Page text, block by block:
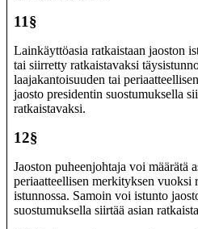
11§
Lainkäyttöasia ratkaistaan jaoston
tai siirretty ratkaistavaksi
laajakantoisuuden tai
jaosto presidentin suostumuksella
ratkaistavaksi.
12§
Jaoston puheenjohtaja voi määrätä
periaatteellisen merkityksen vuoksi
istunnossa. Samoin voi istunto
suostumuksella siirtää asian